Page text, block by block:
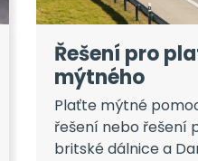
Řešení pro
mýtného
Plaťte mýtné
řešení nebo řešení
britské dálnice a